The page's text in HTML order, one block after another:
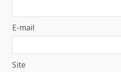
E-mail
Site